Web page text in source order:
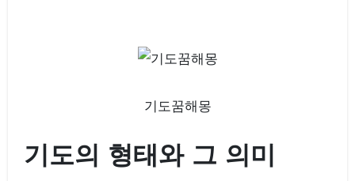
기도꿈해몽
기도의 형태와 그 의미